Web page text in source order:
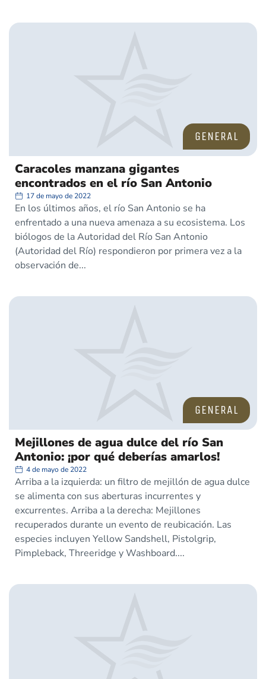
GENERAL
Caracoles manzana gigantes
encontrados en el río San Antonio
17 de mayo de 2022
En los últimos años, el río San Antonio se ha
enfrentado a una nueva amenaza a su ecosistema. Los
biólogos de la Autoridad del Río San Antonio
(Autoridad del Río) respondieron por primera vez a la
observación de
GENERAL
Mejillones de agua dulce del río San
Antonio: ¡por qué deberías amarlos!
4 de mayo de 2022
Arriba a la izquierda: un filtro de mejillón de agua dulce
se alimenta con sus aberturas incurrentes y
excurrentes. Arriba a la derecha: Mejillones
recuperados durante un evento de reubicación. Las
especies incluyen Yellow Sandshell, Pistolgrip,
Pimpleback, Threeridge y Washboard.